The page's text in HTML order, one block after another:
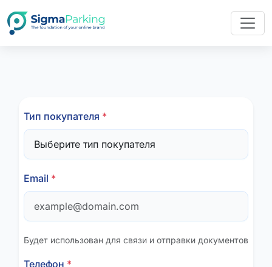
Тип покупателя *
Email *
Будет использован для связи и отправки документов
Телефон *